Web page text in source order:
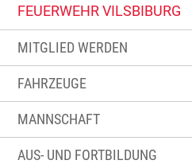
FEUERWEHR VILSBIBURG
MITGLIED WERDEN
FAHRZEUGE
MANNSCHAFT
AUS- UND FORTBILDUNG